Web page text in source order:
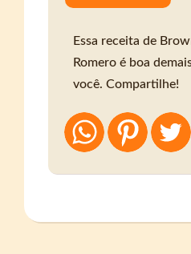
Essa receita de
Romero é boa
você. Compartilhe!